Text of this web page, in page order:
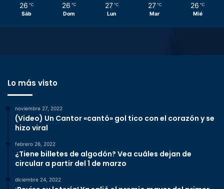
26 ℃
Sáb
26 ℃
Dom
27 ℃
Lun
27 ℃
Mar
26 ℃
Mié
Lo más visto
noviembre 27, 2022
(Video) Un Cantor «cantó» gol tico con el corazón y se
hizo viral
febrero 26, 2022
¿Tiene billetes de algodón? Vea cuáles dejan de
circular a partir del 1 de marzo
diciembre 24, 2022